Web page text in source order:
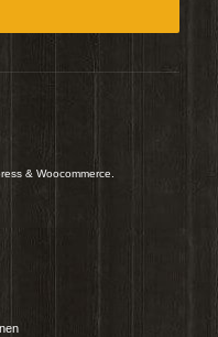
& Woocommerce.